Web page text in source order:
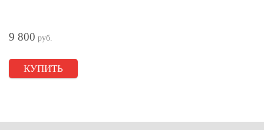
9 800 руб.
КУПИТЬ